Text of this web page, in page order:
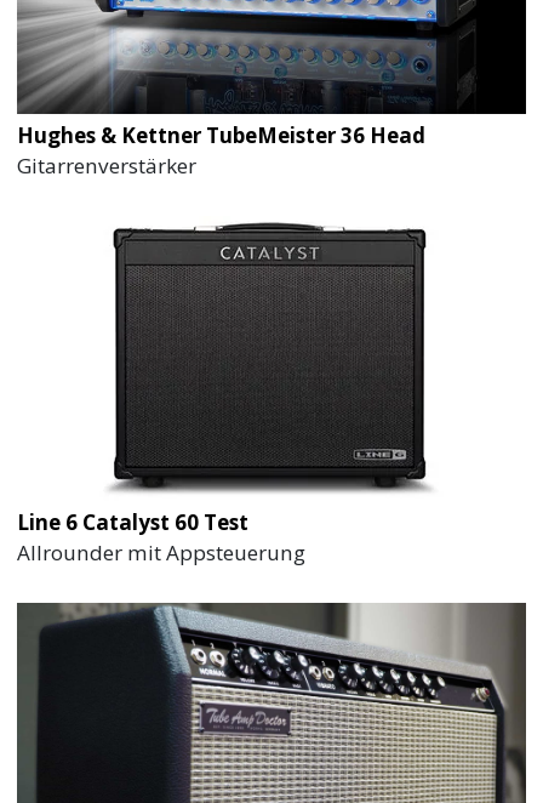
Hughes & Kettner TubeMeister 36 Head
Gitarrenverstärker
Line 6 Catalyst 60 Test
Allrounder mit Appsteuerung